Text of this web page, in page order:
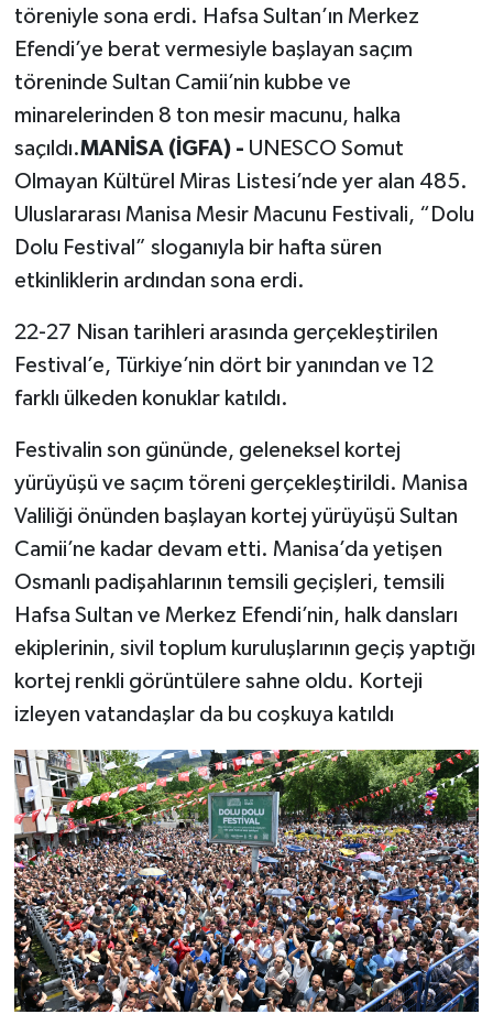
töreniyle sona erdi. Hafsa Sultan’ın Merkez
Efendi’ye berat vermesiyle başlayan saçım
töreninde Sultan Camii’nin kubbe ve
minarelerinden 8 ton mesir macunu, halka
saçıldı.MANİSA (İGFA) - UNESCO Somut
Olmayan Kültürel Miras Listesi’nde yer alan 485.
Uluslararası Manisa Mesir Macunu Festivali, “Dolu
Dolu Festival” sloganıyla bir hafta süren
etkinliklerin ardından sona erdi.
22-27 Nisan tarihleri arasında gerçekleştirilen
Festival’e, Türkiye’nin dört bir yanından ve 12
farklı ülkeden konuklar katıldı.
Festivalin son gününde, geleneksel kortej
yürüyüşü ve saçım töreni gerçekleştirildi. Manisa
Valiliği önünden başlayan kortej yürüyüşü Sultan
Camii’ne kadar devam etti. Manisa’da yetişen
Osmanlı padişahlarının temsili geçişleri, temsili
Hafsa Sultan ve Merkez Efendi’nin, halk dansları
ekiplerinin, sivil toplum kuruluşlarının geçiş yaptığı
kortej renkli görüntülere sahne oldu. Korteji
izleyen vatandaşlar da bu coşkuya katıldı